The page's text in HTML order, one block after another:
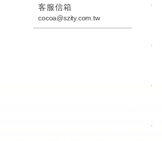
客服信箱
cocoa@szity.com.tw
·
·
·
·